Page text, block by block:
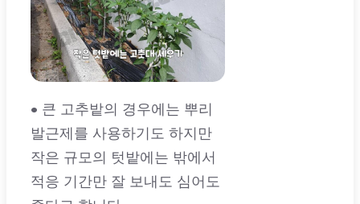
• 큰 고추밭의 경우에는 뿌리
발근제를 사용하기도 하지만
작은 규모의 텃밭에는 밖에서
적응 기간만 잘 보내도 심어도